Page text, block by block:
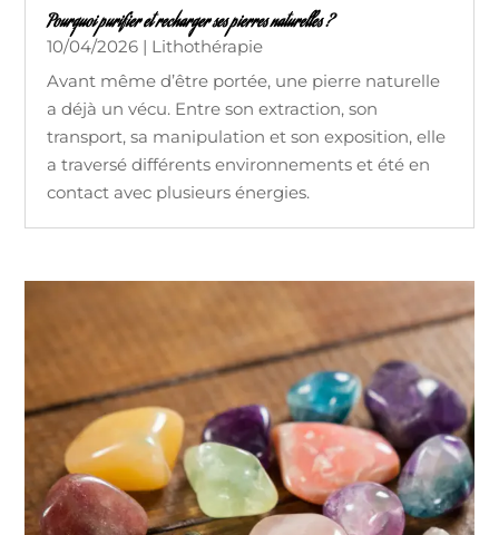
Pourquoi purifier et recharger ses pierres naturelles ?
10/04/2026 | Lithothérapie
Avant même d’être portée, une pierre naturelle
a déjà un vécu. Entre son extraction, son
transport, sa manipulation et son exposition, elle
a traversé différents environnements et été en
contact avec plusieurs énergies.